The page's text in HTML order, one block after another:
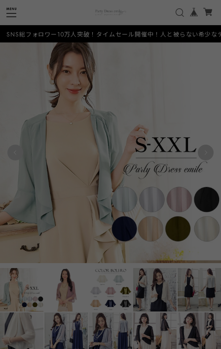
人突破！タイムセール開催中！人と被らない希少なデザインをお手頃